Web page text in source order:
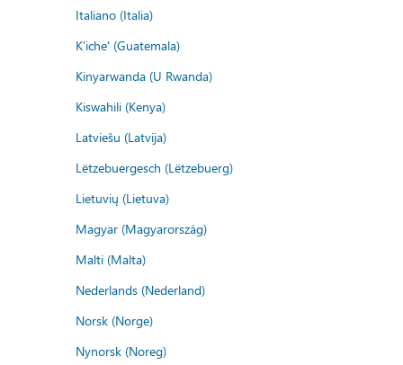
Italiano (Italia)
K'iche' (Guatemala)
Kinyarwanda (U Rwanda)
Kiswahili (Kenya)
Latviešu (Latvija)
Lëtzebuergesch (Lëtzebuerg)
Lietuvių (Lietuva)
Magyar (Magyarország)
Malti (Malta)
Nederlands (Nederland)
Norsk (Norge)
Nynorsk (Noreg)